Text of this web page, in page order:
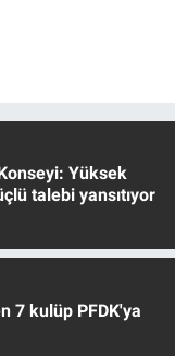
Yüksek
talebi yansıtıyor
7 kulüp PFDK'ya